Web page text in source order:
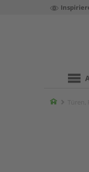
Home